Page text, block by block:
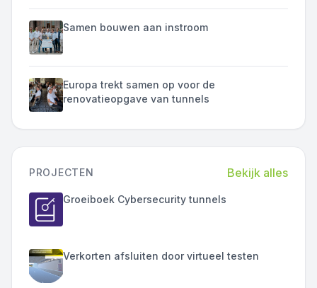
Samen bouwen aan instroom
Europa trekt samen op voor de
renovatieopgave van tunnels
PROJECTEN Bekijk alles
Groeiboek Cybersecurity tunnels
Verkorten afsluiten door virtueel testen